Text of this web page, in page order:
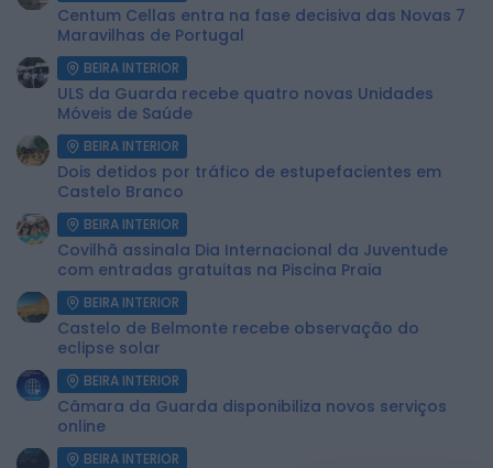
Centum Cellas entra na fase decisiva das Novas 7
Maravilhas de Portugal
BEIRA INTERIOR
ULS da Guarda recebe quatro novas Unidades
Móveis de Saúde
BEIRA INTERIOR
Dois detidos por tráfico de estupefacientes em
Castelo Branco
BEIRA INTERIOR
Covilhã assinala Dia Internacional da Juventude
com entradas gratuitas na Piscina Praia
BEIRA INTERIOR
Castelo de Belmonte recebe observação do
eclipse solar
BEIRA INTERIOR
Câmara da Guarda disponibiliza novos serviços
online
BEIRA INTERIOR